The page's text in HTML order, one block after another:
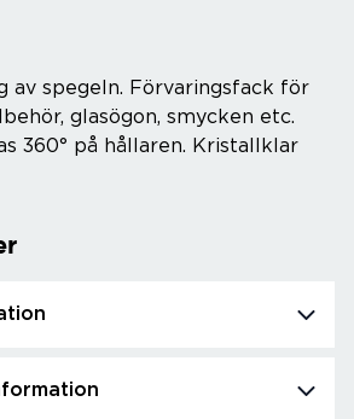
av spegeln. Förvaringsfack för
glasögon, smycken etc.
360° på hållaren. Kristallklar